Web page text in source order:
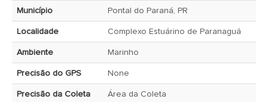
Município Pontal do Paraná, PR
Localidade Complexo Estuárino de Paranaguá
Ambiente Marinho
Precisão do GPS None
Precisão da Coleta Área da Coleta